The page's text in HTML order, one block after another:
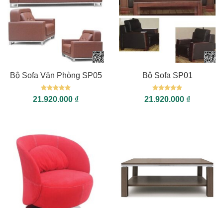
Bộ Sofa Văn Phòng SP05
Được xếp
hạng55
21.920.000 ₫
Bộ Sofa SP01
Được xếp
hạng55
21.920.000 ₫